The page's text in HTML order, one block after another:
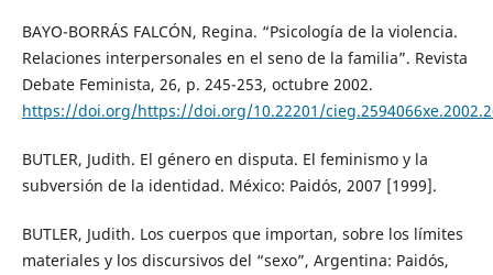
BAYO-BORRÁS FALCÓN, Regina. “Psicología de la violencia.
Relaciones interpersonales en el seno de la familia”. Revista
Debate Feminista, 26, p. 245-253, octubre 2002.
https://doi.org/https://doi.org/10.22201/
BUTLER, Judith. El género en disputa. El feminismo y la
subversión de la identidad. México: Paidós, 2007 [1999].
BUTLER, Judith. Los cuerpos que importan, sobre los límites
materiales y los discursivos del “sexo”, Argentina: Paidós,